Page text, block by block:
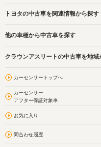
トヨタの中古車を関連情報から探す
他の車種から中古車を探す
クラウンアスリートの中古車を地域
カーセンサートップへ
カーセンサー
アフター保証対象車
お気に入り
問合わせ履歴